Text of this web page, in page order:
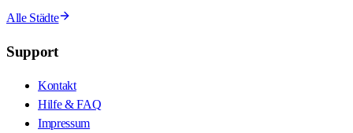
Alle Städte
Support
Kontakt
Hilfe & FAQ
Impressum